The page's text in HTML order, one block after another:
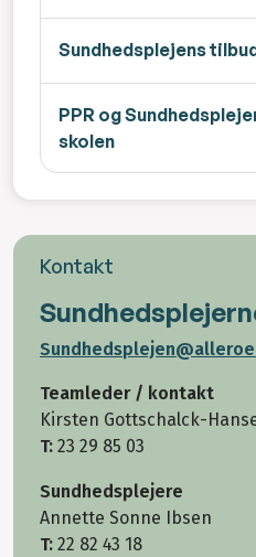
Sundhedsplejens
PPR og
skolen
Kontakt
Teamleder / kontakt
Kirsten Gottschalck-
T: 23 29 85 03
Sundhedsplejere
Annette Sonne Ibsen
T: 22 82 43 18